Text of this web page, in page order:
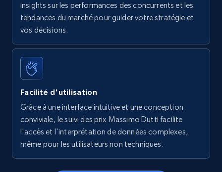
insights sur les performances des concurrents et les
tendances du marché pour guider votre stratégie et
vos décisions.
Facilité d'utilisation
Grâce à une interface intuitive et une conception
conviviale, le suivi des prix Massimo Dutti facilite
l'accès et l'interprétation de données complexes,
même pour les utilisateurs non techniques.